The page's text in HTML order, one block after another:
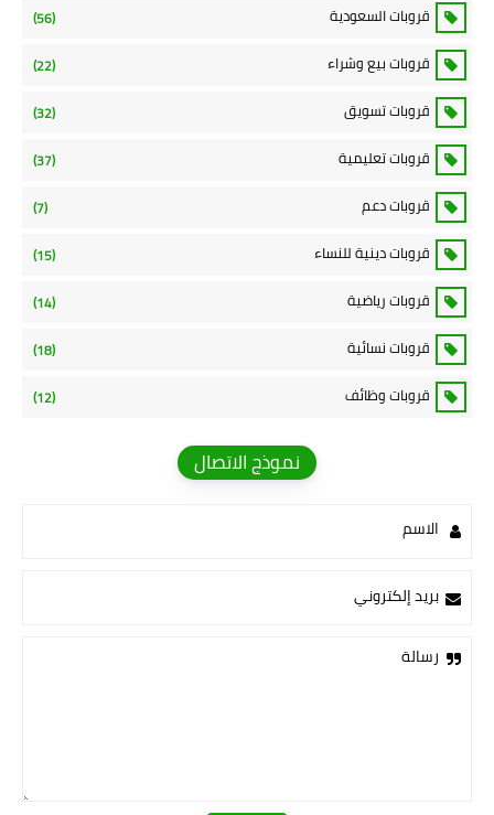
قروبات السعودية (56)
قروبات بيع وشراء (22)
قروبات تسويق (32)
قروبات تعليمية (37)
قروبات دعم (7)
قروبات دينية للنساء (15)
قروبات رياضية (14)
قروبات نسائية (18)
قروبات وظائف (12)
نموذج الاتصال
الاسم
بريد إلكتروني
رسالة